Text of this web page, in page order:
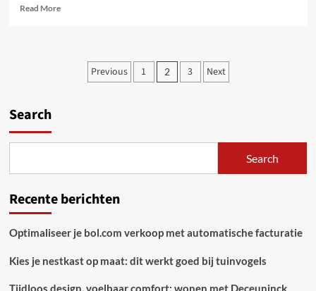
Read MoreRead
tablet
Posts
Previous 1 2 3 Next
Search
Search
Recente berichten
Optimaliseer je bol.com verkoop met automatische facturatie
Kies je nestkast op maat: dit werkt goed bij tuinvogels
Tijdloos design, voelbaar comfort: wonen met Deceuninck